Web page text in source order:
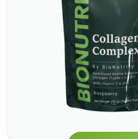
BioNutrity
Unterstützt die Hautelastizität
Stärkt Gelenke,
Fördert gesundes